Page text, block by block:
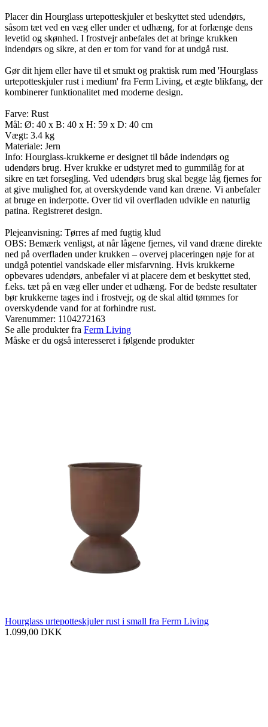
Placer din Hourglass urtepotteskjuler et beskyttet sted udendørs,
såsom tæt ved en væg eller under et udhæng, for at forlænge dens
levetid og skønhed. I frostvejr anbefales det at bringe krukken
indendørs og sikre, at den er tom for vand for at undgå rust.
Gør dit hjem eller have til et smukt og praktisk rum med 'Hourglass
urtepotteskjuler rust i medium' fra Ferm Living, et ægte blikfang, der
kombinerer funktionalitet med moderne design.
Farve: Rust
Mål: Ø: 40 x B: 40 x H: 59 x D: 40 cm
Vægt: 3.4 kg
Materiale: Jern
Info: Hourglass-krukkerne er designet til både indendørs og
udendørs brug. Hver krukke er udstyret med to gummilåg for at
sikre en tæt forsegling. Ved udendørs brug skal begge låg fjernes for
at give mulighed for, at overskydende vand kan dræne. Vi anbefaler
at bruge en inderpotte. Over tid vil overfladen udvikle en naturlig
patina. Registreret design.
Plejeanvisning: Tørres af med fugtig klud
OBS: Bemærk venligst, at når lågene fjernes, vil vand dræne direkte
ned på overfladen under krukken – overvej placeringen nøje for at
undgå potentiel vandskade eller misfarvning. Hvis krukkerne
opbevares udendørs, anbefaler vi at placere dem et beskyttet sted,
f.eks. tæt på en væg eller under et udhæng. For de bedste resultater
bør krukkerne tages ind i frostvejr, og de skal altid tømmes for
overskydende vand for at forhindre rust.
Varenummer: 1104272163
Se alle produkter fra Ferm Living
Måske er du også interesseret i følgende produkter
Hourglass urtepotteskjuler rust i small fra Ferm Living
1.099,00 DKK